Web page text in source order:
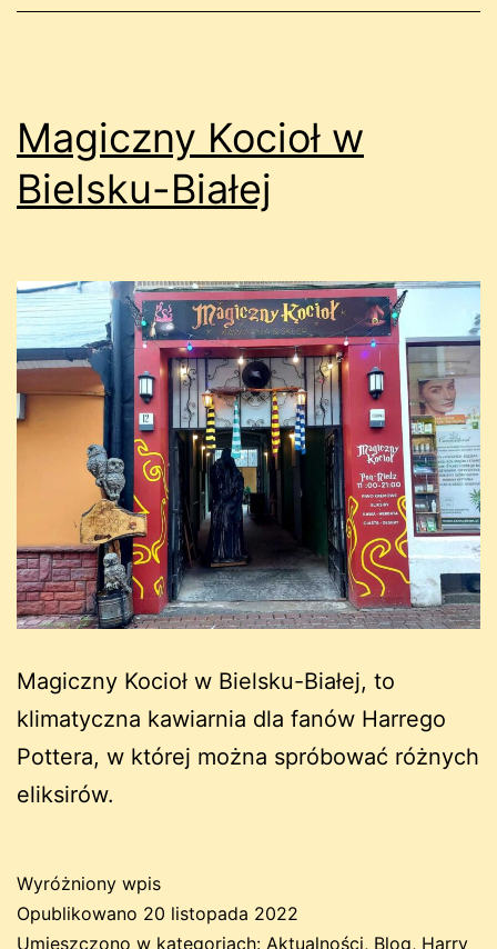
Magiczny Kocioł w
Bielsku-Białej
Magiczny Kocioł w Bielsku-Białej, to
klimatyczna kawiarnia dla fanów Harrego
Pottera, w której można spróbować różnych
eliksirów.
Wyróżniony wpis
Opublikowano 20 listopada 2022
Umieszczono w kategoriach: Aktualności, Blog, Harry